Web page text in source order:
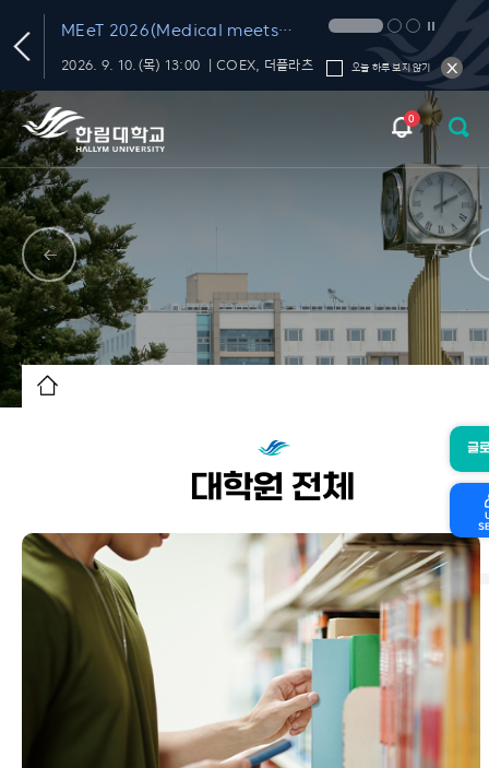
MEeT 2026(Medical meets
Technology 2026)
2026. 9. 10.(목) 13:00 ｜COEX, 더플라츠 오늘 하루 보지 않기
0
글
대학원 전체